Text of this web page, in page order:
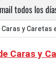
todos los
y Caretas
Caras y